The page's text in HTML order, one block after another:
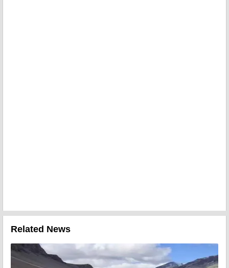
Related News